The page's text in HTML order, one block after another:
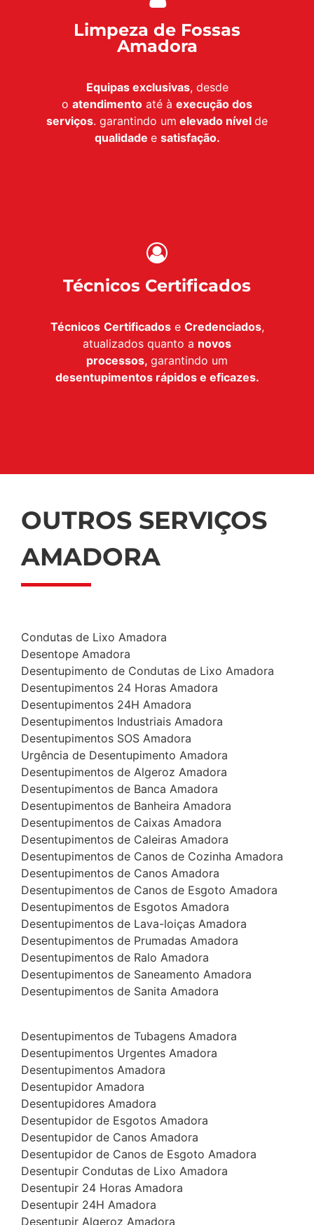
Limpeza de Fossas
Amadora
Equipas exclusivas, desde
o atendimento até à execução dos
serviços. garantindo um elevado nível de
qualidade e satisfação.
Técnicos Certificados
Técnicos Certificadose Credenciados,
atualizados quanto a novos
processos, garantindo um
desentupimentos rápidos e eficazes.
OUTROS SERVIÇOS
AMADORA
Condutas de Lixo Amadora
Desentope Amadora
Desentupimento de Condutas de Lixo Amadora
Desentupimentos 24 Horas Amadora
Desentupimentos 24H Amadora
Desentupimentos Industriais Amadora
Desentupimentos SOS Amadora
Urgência de Desentupimento Amadora
Desentupimentos de Algeroz Amadora
Desentupimentos de Banca Amadora
Desentupimentos de Banheira Amadora
Desentupimentos de Caixas Amadora
Desentupimentos de Caleiras Amadora
Desentupimentos de Canos de Cozinha Amadora
Desentupimentos de Canos Amadora
Desentupimentos de Canos de Esgoto Amadora
Desentupimentos de Esgotos Amadora
Desentupimentos de Lava-loiças Amadora
Desentupimentos de Prumadas Amadora
Desentupimentos de Ralo Amadora
Desentupimentos de Saneamento Amadora
Desentupimentos de Sanita Amadora
Desentupimentos de Tubagens Amadora
Desentupimentos Urgentes Amadora
Desentupimentos Amadora
Desentupidor Amadora
Desentupidores Amadora
Desentupidor de Esgotos Amadora
Desentupidor de Canos Amadora
Desentupidor de Canos de Esgoto Amadora
Desentupir Condutas de Lixo Amadora
Desentupir 24 Horas Amadora
Desentupir 24H Amadora
Desentupir Algeroz Amadora